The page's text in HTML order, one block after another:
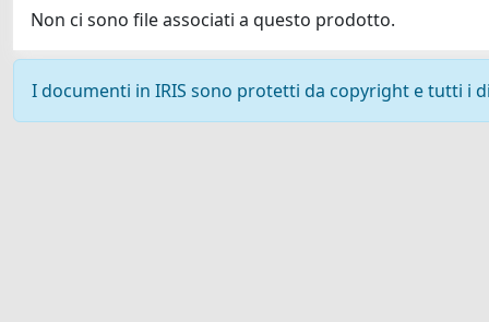
Non ci sono file associati a questo prodotto.
I documenti in IRIS sono protetti da copyright e tutti i